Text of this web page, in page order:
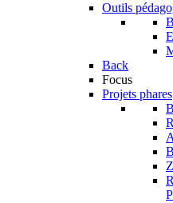
Outils
Back
Focus
Projets phares